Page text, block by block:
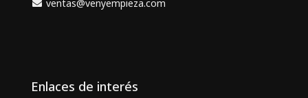
ventas@venyempieza.com
Enlaces de interés